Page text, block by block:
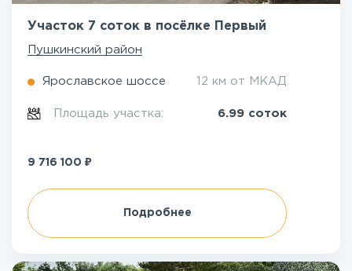
Участок 7 соток в посёлке Первый
Пушкинский район
Ярославское шоссе 12 км от МКАД
Площадь участка: 6.99 соток
9 716 100 ₽
Подробнее